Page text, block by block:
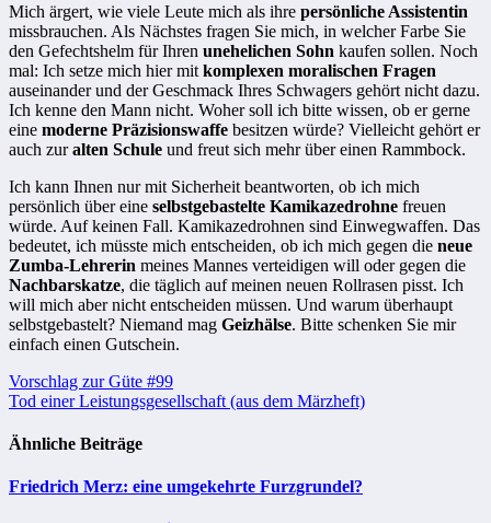
Mich ärgert, wie viele Leute mich als ihre persönliche Assistentin
missbrauchen. Als Nächstes fragen Sie mich, in welcher Farbe Sie
den Gefechtshelm für Ihren unehelichen Sohn kaufen sollen. Noch
mal: Ich setze mich hier mit komplexen moralischen Fragen
auseinander und der Geschmack Ihres Schwagers gehört nicht dazu.
Ich kenne den Mann nicht. Woher soll ich bitte wissen, ob er gerne
eine moderne Präzisionswaffe besitzen würde? Vielleicht gehört er
auch zuralten Schule und freut sich mehr über einen Rammbock.
Ich kann Ihnen nur mit Sicherheit beantworten, ob ich mich
persönlich über eine selbstgebastelte Kamikazedrohne freuen
würde. Auf keinen Fall. Kamikazedrohnen sind Einwegwaffen. Das
bedeutet, ich müsste mich entscheiden, ob ich mich gegen die neue
Zumba-Lehrerin meines Mannes verteidigen will oder gegen die
Nachbarskatze, die täglich auf meinen neuen Rollrasen pisst. Ich
will mich aber nicht entscheiden müssen. Und warum überhaupt
selbstgebastelt? Niemand mag Geizhälse. Bitte schenken Sie mir
einfach einen Gutschein.
Beitragsnavigation
Vorschlag zur Güte #99
Tod einer Leistungsgesellschaft (aus dem Märzheft)
Ähnliche Beiträge
Friedrich Merz: eine umgekehrte Furzgrundel?